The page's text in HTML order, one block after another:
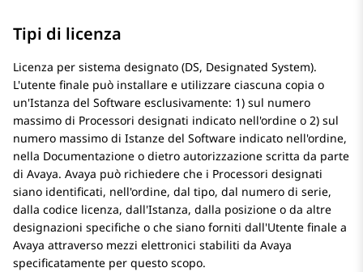
Tipi di licenza
Licenza per sistema designato (DS, Designated System).
L'utente finale può installare e utilizzare ciascuna copia o
un'Istanza del Software esclusivamente: 1) sul numero
massimo di Processori designati indicato nell'ordine o 2) sul
numero massimo di Istanze del Software indicato nell'ordine,
nella Documentazione o dietro autorizzazione scritta da parte
di Avaya. Avaya può richiedere che i Processori designati
siano identificati, nell'ordine, dal tipo, dal numero di serie,
dalla codice licenza, dall'Istanza, dalla posizione o da altre
designazioni specifiche o che siano forniti dall'Utente finale a
Avaya attraverso mezzi elettronici stabiliti da Avaya
specificatamente per questo scopo.